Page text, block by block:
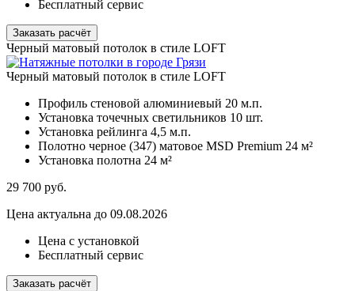
Бесплатный сервис
Заказать расчёт
Черный матовый потолок в стиле LOFT
Черный матовый потолок в стиле LOFT
Профиль стеновой алюминиевый 20 м.п.
Установка точечных светильников 10 шт.
Установка рейлинга 4,5 м.п.
Полотно черное (347) матовое MSD Premium 24 м²
Установка полотна 24 м²
29 700 руб.
Цена актуальна до 09.08.2026
Цена с установкой
Бесплатный сервис
Заказать расчёт